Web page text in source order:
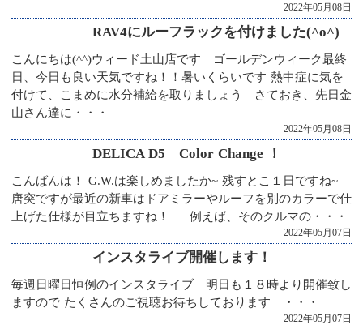
2022年05月08日
RAV4にルーフラックを付けました(^o^)
こんにちは(^^)ウィード土山店です ゴールデンウィーク最終
日、今日も良い天気ですね！！暑いくらいです 熱中症に気を
付けて、こまめに水分補給を取りましょう さておき、先日金
山さん達に・・・
2022年05月08日
DELICA D5 Color Change ！
こんばんは！ G.W.は楽しめましたか~ 残すとこ１日ですね~
唐突ですが最近の新車はドアミラーやルーフを別のカラーで仕
上げた仕様が目立ちますね！ 例えば、そのクルマの・・・
2022年05月07日
インスタライブ開催します！
毎週日曜日恒例のインスタライブ 明日も１８時より開催致し
ますので たくさんのご視聴お待ちしております ・・・
2022年05月07日